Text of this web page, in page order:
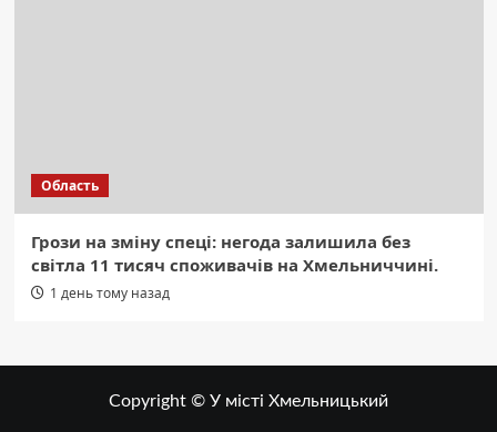
Область
Грози на зміну спеці: негода залишила без
світла 11 тисяч споживачів на Хмельниччині.
1 день тому назад
Copyright © У місті Хмельницький